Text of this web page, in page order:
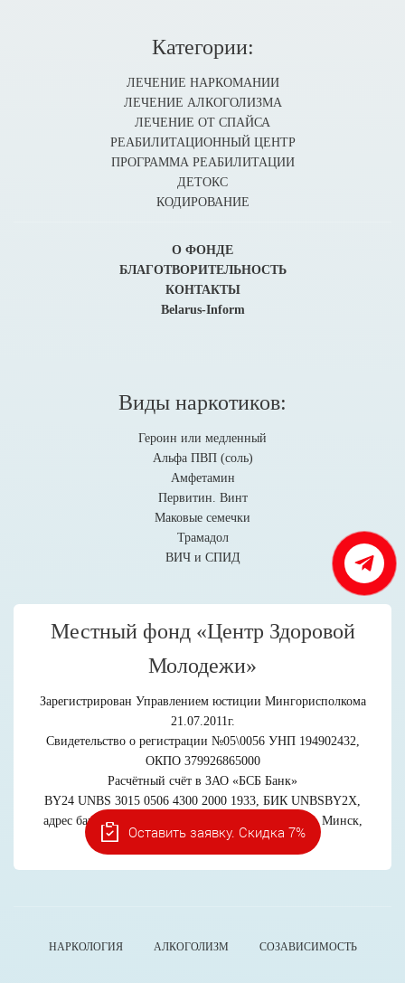
Категории:
ЛЕЧЕНИЕ НАРКОМАНИИ
ЛЕЧЕНИЕ АЛКОГОЛИЗМА
ЛЕЧЕНИЕ ОТ СПАЙСА
РЕАБИЛИТАЦИОННЫЙ ЦЕНТР
ПРОГРАММА РЕАБИЛИТАЦИИ
ДЕТОКС
КОДИРОВАНИЕ
О ФОНДЕ
БЛАГОТВОРИТЕЛЬНОСТЬ
КОНТАКТЫ
Belarus-Inform
Виды наркотиков:
Героин или медленный
Альфа ПВП (соль)
Амфетамин
Первитин. Винт
Маковые семечки
Трамадол
ВИЧ и СПИД
Местный фонд «Центр Здоровой
Молодежи»
Зарегистрирован Управлением юстиции Мингорисполкома
21.07.2011г.
Свидетельство о регистрации №05\0056 УНП 194902432,
ОКПО 379926865000
Расчётный счёт в ЗАО «БСБ Банк»
BY24 UNBS 3015 0506 4300 2000 1933, БИК UNBSBY2X,
адрес банка: пр-т Победителей, 23, к. 4, 220004, г. Минск,
Беларусь
НАРКОЛОГИЯ АЛКОГОЛИЗМ СОЗАВИСИМОСТЬ
Оставить заявку. Скидка 7%